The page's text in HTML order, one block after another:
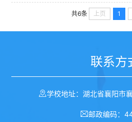
共6条 上页 1
联系方
学校地址：湖北省襄阳市
邮政编码：